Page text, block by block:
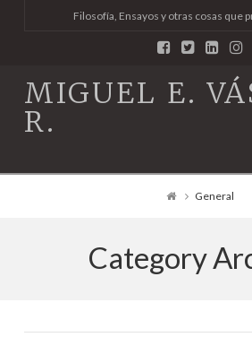
Filosofía, Ensayos y otras cosas que
MIGUEL E.
R.
General
Category